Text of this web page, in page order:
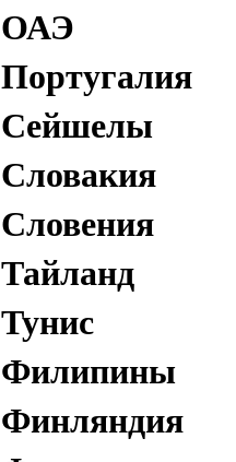
ОАЭ
Португалия
Сейшелы
Словакия
Словения
Тайланд
Тунис
Филипины
Финляндия